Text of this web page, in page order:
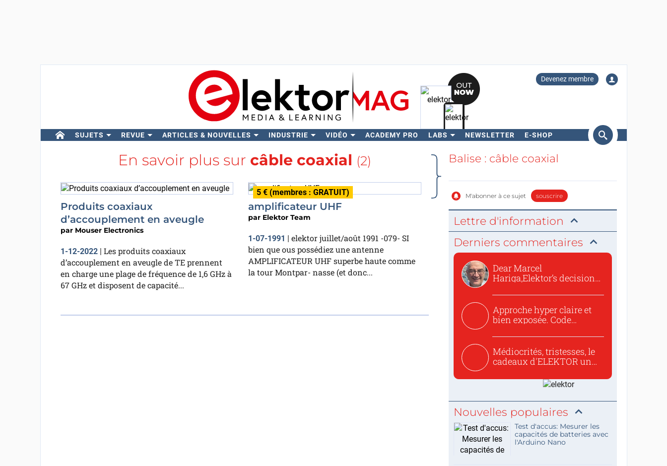
Devenez membre
SUJETS REVUE ARTICLES & NOUVELLES INDUSTRIE VIDÉO ACADEMY PRO LABS NEWSLETTER E-SHOP
Rechercher
En savoir plus sur câble coaxial (2)
Produits coaxiaux
d’accouplement en aveugle
par Mouser Electronics
1-12-2022| Les produits coaxiaux
d’accouplement en aveugle de TE prennent
en charge une plage de fréquence de 1,6 GHz à
67 GHz et disposent de capacité...
5 € (membres : GRATUIT)
amplificateur UHF
par Elektor Team
1-07-1991 | elektor juillet/août 1991 -079- SI
bien que ous possédiez une antenne
AMPLIFICATEUR UHF superbe haute comme
la tour Montpar- nasse (et donc...
Balise : câble coaxial
M'abonner à ce sujet souscrire
Lettre d'information
Derniers commentaires
Dear Marcel
Hariga,Elektor’s decision
Approche hyper claire et
bien exposée. Code
Médiocrités, tristesses, le
cadeaux d'ELEKTOR un
Nouvelles populaires
Test d'accus: Mesurer les
capacités de batteries avec
l'Arduino Nano